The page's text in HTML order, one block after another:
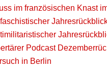
im französischen Knast
Podcast
in Berlin